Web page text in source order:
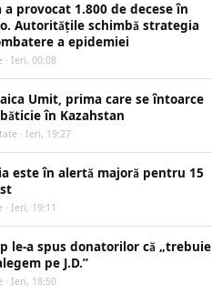
a provocat 1.800 de decese în
Autoritățile schimbă strategia
a epidemiei
· Ieri, 00:08
Umit, prima care se întoarce
în Kazahstan
· Ieri, 19:27
este în alertă majoră pentru 15
· Ieri, 19:11
le-a spus donatorilor că „trebuie
pe J.D.”
· Ieri, 18:50